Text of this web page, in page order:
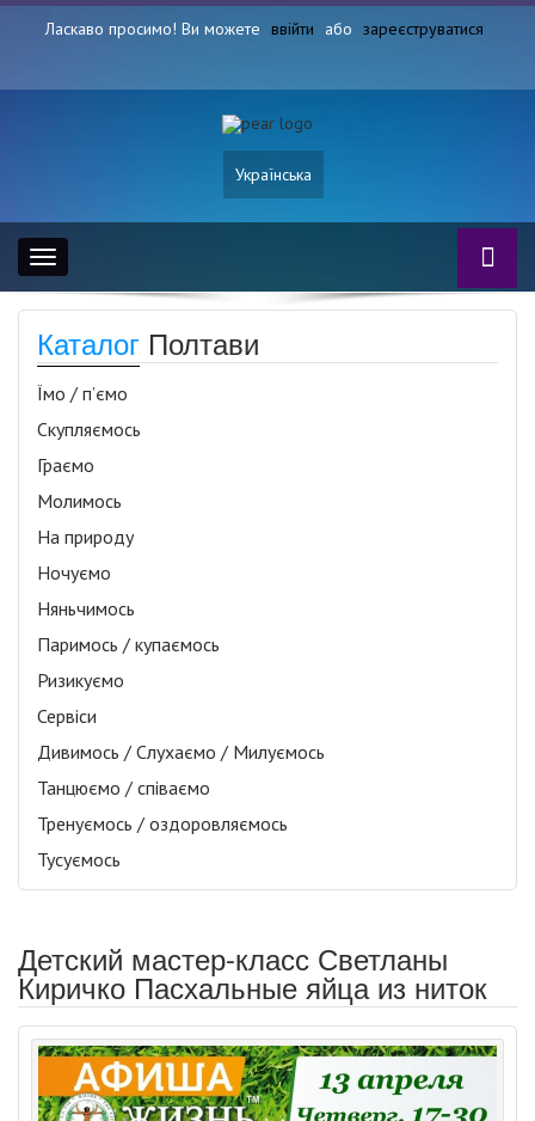
Ласкаво просимо! Ви можете ввійти або зареєструватися
Українська
Toggle
navigation
Каталог Полтави
Їмо / п’ємо
Скупляємось
Граємо
Молимось
На природу
Ночуємо
Няньчимось
Паримось / купаємось
Ризикуємо
Сервіси
Дивимось / Слухаємо / Милуємось
Танцюємо / співаємо
Тренуємось / оздоровляємось
Тусуємось
Детский мастер-класс Светланы
Киричко Пасхальные яйца из ниток